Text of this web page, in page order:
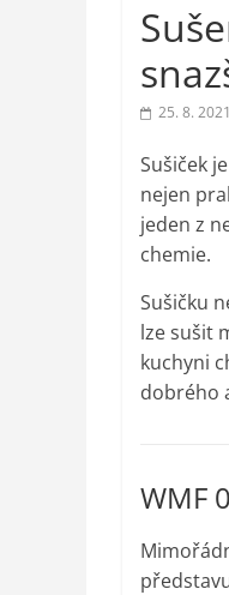
25. 8. 2021
Sušiček
nejen
jeden z
chemie.
Sušičku
lze sušit
kuchyni
dobrého
WMF